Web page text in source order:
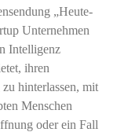
„Heute-
Unternehmen
Intelligenz
ihren
hinterlassen, mit
Menschen
oder ein Fall